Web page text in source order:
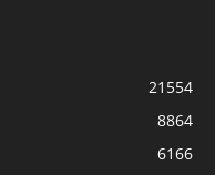
21554
8864
6166